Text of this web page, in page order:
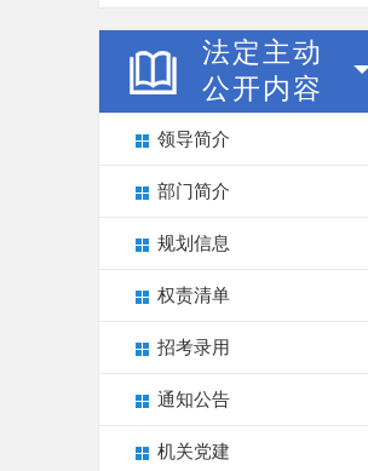
法定主动
公开内容
领导简介
部门简介
规划信息
权责清单
招考录用
通知公告
机关党建